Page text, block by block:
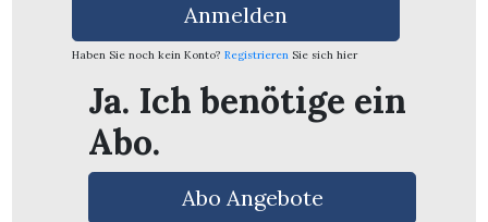
Anmelden
Haben Sie noch kein Konto? Registrieren Sie sich hier
Ja. Ich benötige ein
Abo.
Abo Angebote